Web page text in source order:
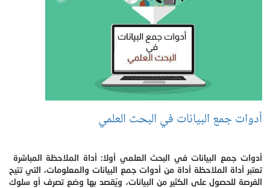
أدوات جمع البيانات في البحث العلمي
أدوات جمع البيانات في البحث العلمي أولا: أداة الملاحظة المباشرة
تعتبر أداة الملاحظة أداة من أدوات جمع البيانات والمعلومات، التي تتيح
الفرصة للحصول على الكثير من البيانات، ويُقصد بها وضع تصرف أو سلوك